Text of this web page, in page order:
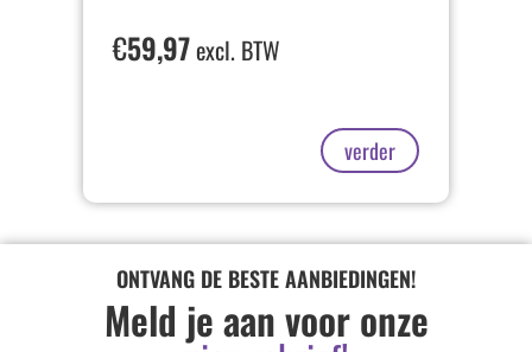
€59,97excl. BTW
verder
ONTVANG DE BESTE AANBIEDINGEN!
Meld je aan voor onze